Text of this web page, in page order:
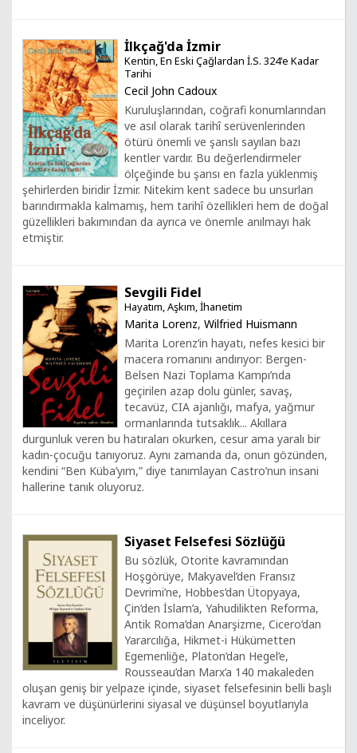
İlkçağ'da İzmir
Kentin, En Eski Çağlardan İ.S. 324'e Kadar
Tarihi
Cecil John Cadoux
Kuruluşlarından, coğrafi konumlarından
ve asıl olarak tarihî serüvenlerinden
ötürü önemli ve şanslı sayılan bazı
kentler vardır. Bu değerlendirmeler
ölçeğinde bu şansı en fazla yüklenmiş
şehirlerden biridir İzmir. Nitekim kent sadece bu unsurları
barındırmakla kalmamış, hem tarihî özellikleri hem de doğal
güzellikleri bakımından da ayrıca ve önemle anılmayı hak
etmiştir.
Sevgili Fidel
Hayatım, Aşkım, İhanetim
Marita Lorenz, Wilfried Huismann
Marita Lorenz’in hayatı, nefes kesici bir
macera romanını andırıyor: Bergen-
Belsen Nazi Toplama Kampı’nda
geçirilen azap dolu günler, savaş,
tecavüz, CIA ajanlığı, mafya, yağmur
ormanlarında tutsaklık... Akıllara
durgunluk veren bu hatıraları okurken, cesur ama yaralı bir
kadın-çocuğu tanıyoruz. Aynı zamanda da, onun gözünden,
kendini “Ben Küba’yım,” diye tanımlayan Castro’nun insani
hallerine tanık oluyoruz.
Siyaset Felsefesi Sözlüğü
Bu sözlük, Otorite kavramından
Hoşgörüye, Makyavel’den Fransız
Devrimi’ne, Hobbes’dan Ütopyaya,
Çin’den İslam’a, Yahudilikten Reforma,
Antik Roma’dan Anarşizme, Cicero’dan
Yararcılığa, Hikmet-i Hükümetten
Egemenliğe, Platon’dan Hegel’e,
Rousseau’dan Marx’a 140 makaleden
oluşan geniş bir yelpaze içinde, siyaset felsefesinin belli başlı
kavram ve düşünürlerini siyasal ve düşünsel boyutlarıyla
inceliyor.